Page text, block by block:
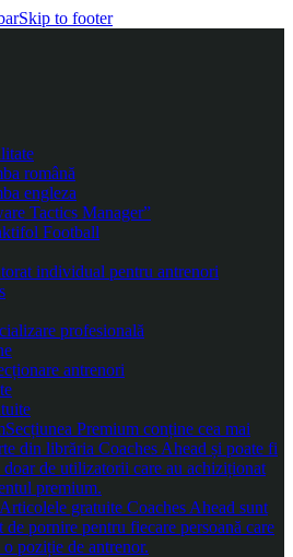
Skip to footer
română
engleza
Tactics Manager”
Football
individual pentru antrenori
profesională
antrenori
Secțiunea Premium conține cea mai
din librăria Coaches Ahead și poate fi
doar de utilizatorii care au achiziționat
premium.
Articolele gratuite Coaches Ahead sunt
de pornire pentru fiecare persoană care
o poziție de antrenor.